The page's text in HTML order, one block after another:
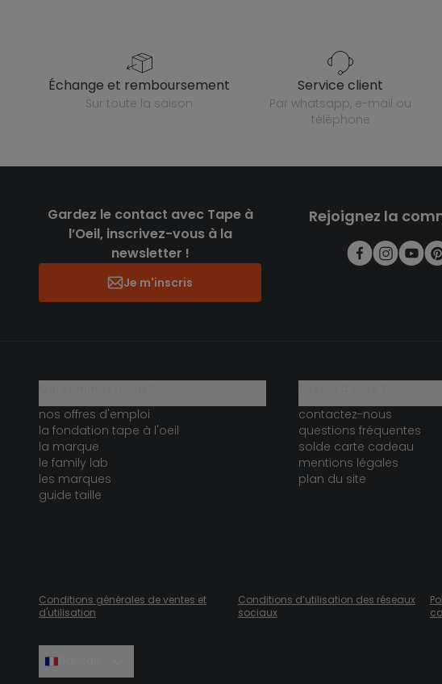
échange et remboursement
sur toute la saison
service client
par whatsapp, e-mail ou
téléphone
Gardez le contact avec Tape à
l’Oeil, inscrivez-vous à la
newsletter !
Je m'inscris
Rejoignez la
nos offres d'emploi
la fondation tape à l'oeil
la marque
le family lab
les marques
guide taille
contactez-nous
questions fréquentes
solde carte cadeau
mentions légales
plan du site
Conditions générales de ventes et
d'utilisation
Conditions d’utilisation des réseaux
sociaux